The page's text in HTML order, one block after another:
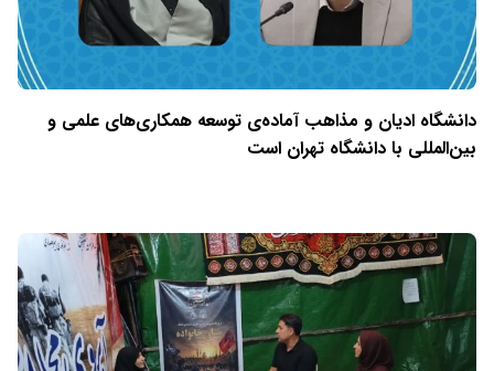
دانشگاه ادیان و مذاهب آماده‌ی توسعه همکاری‌های علمی و
بین‌المللی با دانشگاه تهران است